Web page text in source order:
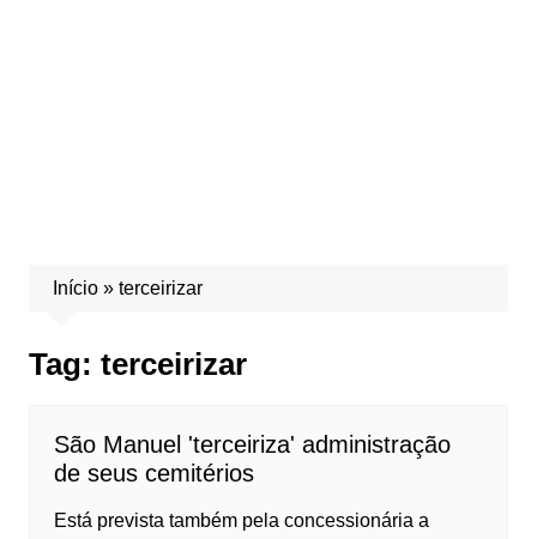
Início» terceirizar
Tag: terceirizar
São Manuel 'terceiriza' administração
de seus cemitérios
Está prevista também pela concessionária a